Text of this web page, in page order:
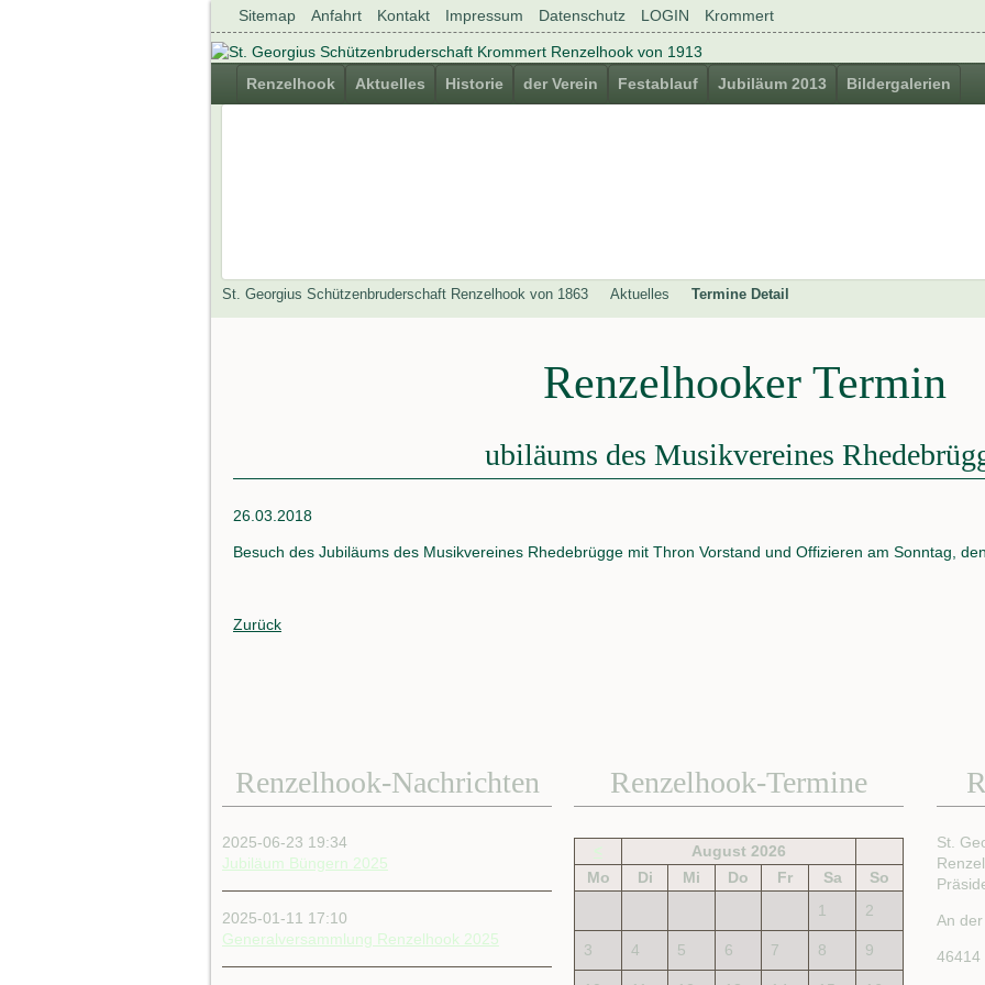
Navigation
überspringen
Sitemap Anfahrt Kontakt Impressum Datenschutz LOGIN Krommert
überspringen
Renzelhook Aktuelles Historie der Verein Festablauf Jubiläum 2013 Bildergalerien
St. Georgius Schützenbruderschaft Renzelhook von 1863 Aktuelles Termine Detail
Renzelhooker Termin
ubiläums des Musikvereines
26.03.2018
Besuch des Jubiläums des Musikvereines Rhedebrügge mit Thron Vorstand und Offizieren am Sonntag,
Zurück
Renzelhook-Nachrichten
2025-06-23 19:34
Jubiläum Büngern 2025
2025-01-11 17:10
Generalversammlung Renzelhook 2025
Renzelhook-Termine
August 2026
Mo
Di Mi Do Fr Sa
So
1
2
3 4 5 6 7 8 9
St.
An
46414